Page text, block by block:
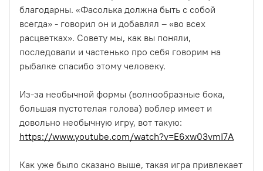
благодарны. «Фасолька должна быть с собой
всегда» - говорил он и добавлял – «во всех
расцветках». Совету мы, как вы поняли,
последовали и частенько про себя говорим на
рыбалке спасибо этому человеку.
Из-за необычной формы (волнообразные бока,
большая пустотелая голова) воблер имеет и
довольно необычную игру, вот такую:
https://www.youtube.com/watch?v=E6xw03vmI7A
Как уже было сказано выше, такая игра привлекает